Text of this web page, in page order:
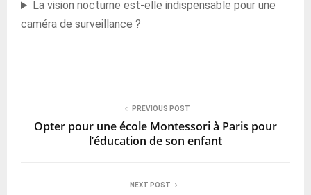
La vision nocturne est-elle indispensable pour une
caméra de surveillance ?
PREVIOUS POST
Opter pour une école Montessori à Paris pour
l’éducation de son enfant
NEXT POST